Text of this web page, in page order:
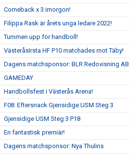
Comeback x 3 imorgon!
Filippa Rask är årets unga ledare 2022!
Tummen upp för handboll!
VästeråsIrsta HF P10 matchades mot Täby!
Dagens matchsponsor: BLR Redovisning AB
GAMEDAY
Handbollsfest i Västerås Arena!
F08: Eftersnack Gjensidige USM Steg 3
Gjensidige USM Steg 3 P18
En fantastisk premiär!
Dagens matchsponsor: Nya Thulins